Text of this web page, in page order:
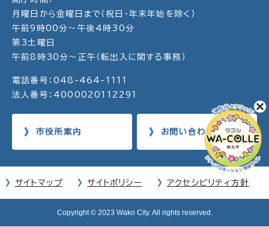
月曜日から金曜日まで（祝日・年末年始を除く）
午前9時00分～午後4時30分
第3土曜日
午前8時30分～正午（転出入に関する事務）
電話番号：048-464-1111
法人番号：4000020112291
市役所案内 お問い合わせ
サイトマップ サイトポリシー アクセシビリティ方針
Copyright © 2023 Wako City. All rights reserved.